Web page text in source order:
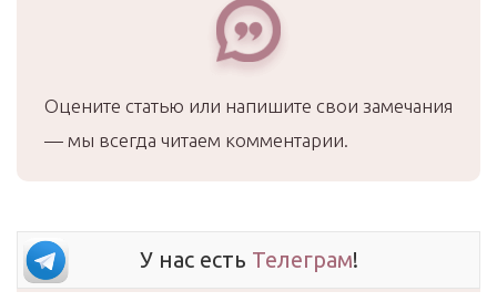
Оцените статью или напишите свои замечания
— мы всегда читаем комментарии.
У нас есть Телеграм!